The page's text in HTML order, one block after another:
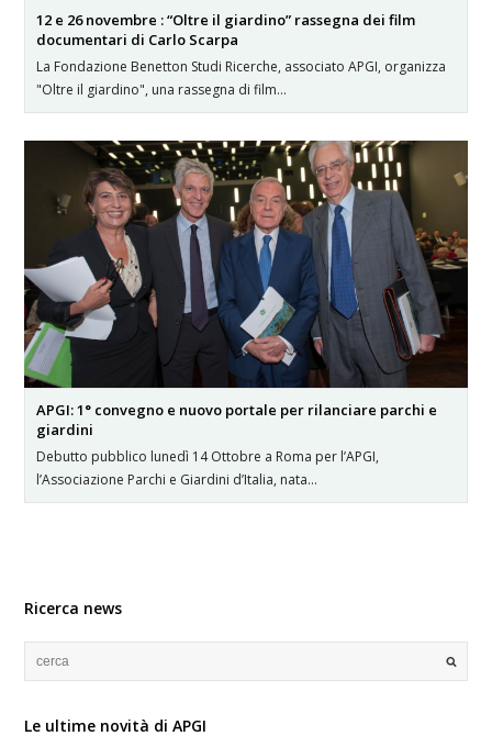
12 e 26 novembre : “Oltre il giardino” rassegna dei film
documentari di Carlo Scarpa
La Fondazione Benetton Studi Ricerche, associato APGI, organizza
"Oltre il giardino", una rassegna di film…
APGI: 1° convegno e nuovo portale per rilanciare parchi e
giardini
Debutto pubblico lunedì 14 Ottobre a Roma per l’APGI,
l’Associazione Parchi e Giardini d’Italia, nata…
Ricerca news
Le ultime novità di APGI